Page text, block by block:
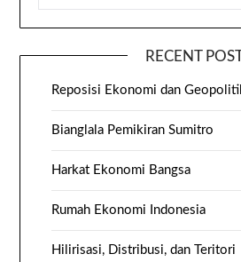
RECENT
Reposisi Ekonomi dan
Bianglala Pemikiran Sumitro
Harkat Ekonomi Bangsa
Rumah Ekonomi Indonesia
Hilirisasi, Distribusi, dan Teritori